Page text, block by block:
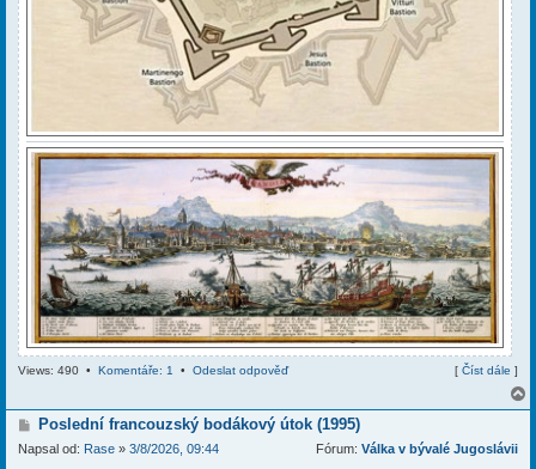
Views: 490 • Komentáře: 1 • Odeslat odpověď [ Číst dále ]
a
P
í
Poslední francouzský bodákový útok (1995)
Napsal od: Rase » 3/8/2026, 09:44 Fórum: Válka v bývalé Jugoslávii